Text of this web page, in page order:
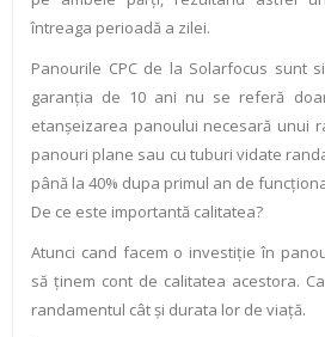
întreaga perioadă a zilei.
Panourile CPC de la Solarfocus sunt
garanţia de 10 ani nu se referă
etanşeizarea panoului necesară unui
panouri plane sau cu tuburi vidate
până la 40% dupa primul an de
De ce este importantă calitatea?
Atunci cand facem o investiţie în
să ţinem cont de calitatea acestora.
randamentul cât şi durata lor de viaţă.